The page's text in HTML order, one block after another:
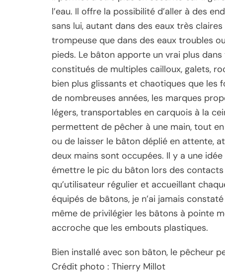
l’eau. Il offre la possibilité d’aller à des
sans lui, autant dans des eaux très
trompeuse que dans des eaux troubles
pieds. Le bâton apporte un vrai plus
constitués de multiples cailloux, galets,
bien plus glissants et chaotiques que les
de nombreuses années, les marques
légers, transportables en carquois à la
permettent de pêcher à une main, tout
ou de laisser le bâton déplié en attente,
deux mains sont occupées. Il y a une
émettre le pic du bâton lors des
qu’utilisateur régulier et accueillant
équipés de bâtons, je n’ai jamais
même de privilégier les bâtons à pointe
accroche que les embouts plastiques.
Bien installé avec son bâton, le pêcheur
Crédit photo : Thierry Millot